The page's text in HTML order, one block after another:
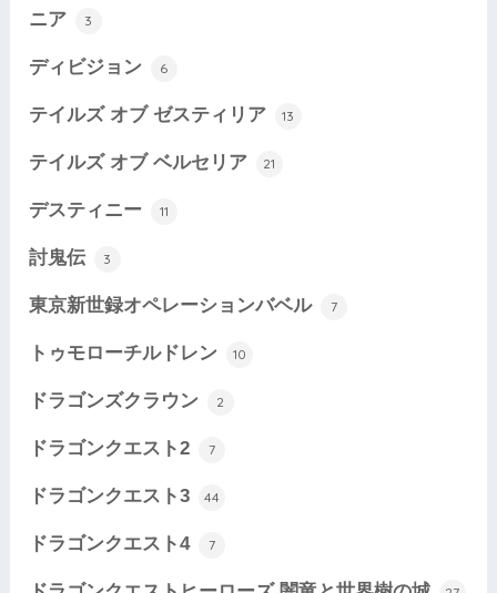
ニア
3
ディビジョン 6
テイルズ オブ ゼスティリア 13
テイルズ オブ ベルセリア 21
デスティニー 11
討鬼伝 3
東京新世録オペレーションバベル 7
トゥモローチルドレン 10
ドラゴンズクラウン 2
ドラゴンクエスト2 7
ドラゴンクエスト3 44
ドラゴンクエスト4 7